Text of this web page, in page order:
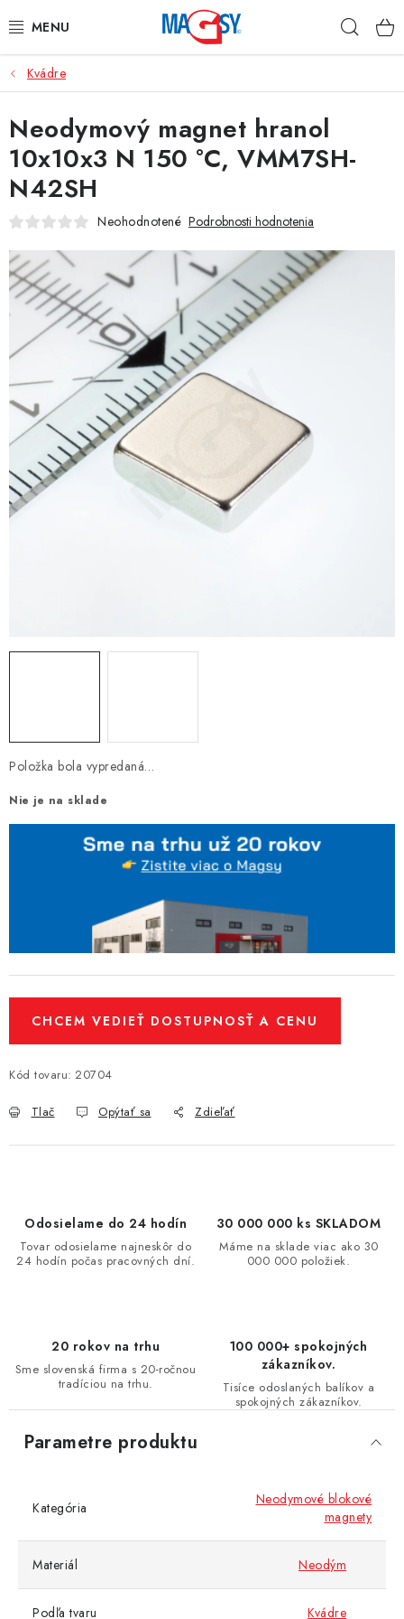
na
HLAVNÉ KATEGÓRIE
MAGNETICKÉ POMÔCKY
PRIEMYSELNÉ MAGNETY
OSTATNÉ MAGNETY
NEREZOVÉ MATERIÁLY
O nás Obchodné podmienky
Ochrana osobných údajov
Kontakt
Odstúpenie od zmluvy
Kvádre
Položka bola vypredaná…
Nie je na sklade
CHCEM VEDIEŤ DOSTUPNOSŤ A CENU
Kód tovaru: 20704
Tlač Opýtať sa Zdieľať
Neodymový magnet hranol
10x10x3 N 150 °C, VMM7SH-
N42SH
Neohodnotené Podrobnosti hodnotenia
Odosielame do 24 hodín
Tovar odosielame najneskôr do
24 hodín počas pracovných dní.
30 000 000 ks SKLADOM
Máme na sklade viac ako 30
000 000 položiek.
20 rokov na trhu
Sme slovenská firma s 20-ročnou
tradíciou na trhu.
100 000+ spokojných
zákazníkov.
Tisíce odoslaných balíkov a
spokojných zákazníkov.
Parametre produktu
Kategória
Neodymové blokové
magnety
Materiál Neodým
Podľa tvaru Kvádre